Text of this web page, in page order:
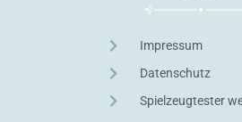
Impressum
Datenschutz
Spielzeugtester